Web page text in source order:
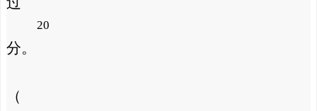
20
分。
（